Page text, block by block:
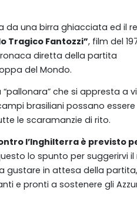
una birra ghiacciata ed il
Tragico Fantozzi”, film del
diretta della partita
del Mondo.
che si appresta a
brasiliani possano essere
le scaramanzie di rito.
l’Inghilterra è previsto
lo spunto per suggerirvi
gustare in attesa della
e pronti a sostenere gli